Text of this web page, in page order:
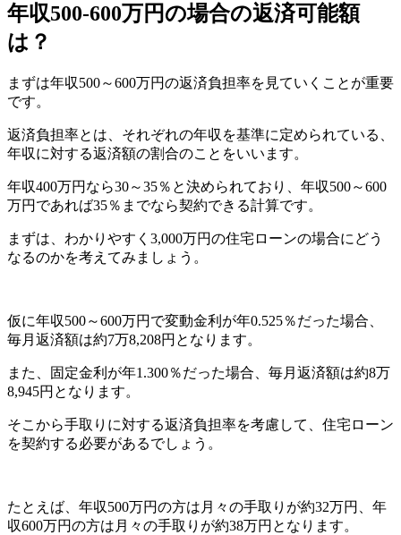
年収500-600万円の場合の返済可能額
は？
まずは年収500～600万円の返済負担率を見ていくことが重要
です。
返済負担率とは、それぞれの年収を基準に定められている、
年収に対する返済額の割合のことをいいます。
年収400万円なら30～35％と決められており、年収500～600
万円であれば35％までなら契約できる計算です。
まずは、わかりやすく3,000万円の住宅ローンの場合にどう
なるのかを考えてみましょう。
仮に年収500～600万円で変動金利が年0.525％だった場合、
毎月返済額は約7万8,208円となります。
また、固定金利が年1.300％だった場合、毎月返済額は約8万
8,945円となります。
そこから手取りに対する返済負担率を考慮して、住宅ローン
を契約する必要があるでしょう。
たとえば、年収500万円の方は月々の手取りが約32万円、年
収600万円の方は月々の手取りが約38万円となります。